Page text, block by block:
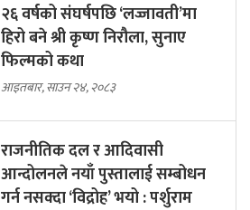
२६ वर्षको संघर्षपछि ‘लज्जावती’मा
हिरो बने श्री कृष्ण निरौला, सुनाए
फिल्मको कथा
आइतबार, साउन २४, २०८३
राजनीतिक दल र आदिवासी
आन्दोलनले नयाँ पुस्तालाई सम्बोधन
गर्न नसक्दा ‘विद्रोह’ भयो : पर्शुराम